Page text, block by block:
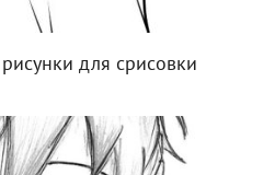
для срисовки